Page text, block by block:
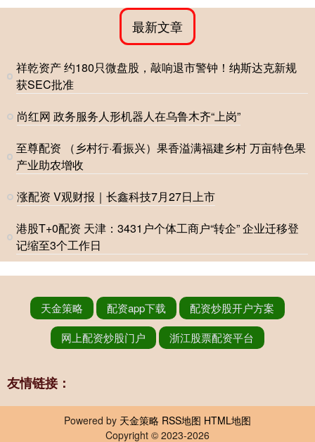
最新文章
祥乾资产 约180只微盘股，敲响退市警钟！纳斯达克新规
获SEC批准
尚红网 政务服务人形机器人在乌鲁木齐“上岗”
至尊配资 （乡村行·看振兴）果香溢满福建乡村 万亩特色果
产业助农增收
涨配资 V观财报｜长鑫科技7月27日上市
港股T+0配资 天津：3431户个体工商户“转企” 企业迁移登
记缩至3个工作日
天金策略 配资app下载
配资炒股开户方案
网上配资炒股门户
浙江股票配资平台
友情链接：
Powered by 天金策略 RSS地图 HTML地图
Copyright © 2023-2026